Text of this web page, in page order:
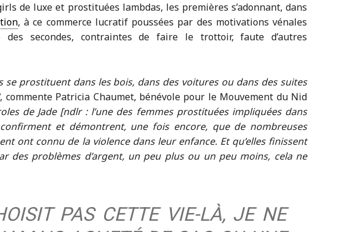
de luxe et prostituées lambdas, les premières s’adonnant, dans
, à ce commerce lucratif poussées par des motivations vénales
des secondes, contraintes de faire le trottoir, faute d’autres
se prostituent dans les bois, dans des voitures ou dans des suites
, commente Patricia Chaumet, bénévole pour le Mouvement du Nid
de Jade [ndlr : l’une des femmes prostituées impliquées dans
et démontrent, une fois encore, que de nombreuses
ont connu de la violence dans leur enfance. Et qu’elles finissent
des problèmes d’argent, un peu plus ou un peu moins, cela ne
PAS CETTE VIE-LÀ, JE NE